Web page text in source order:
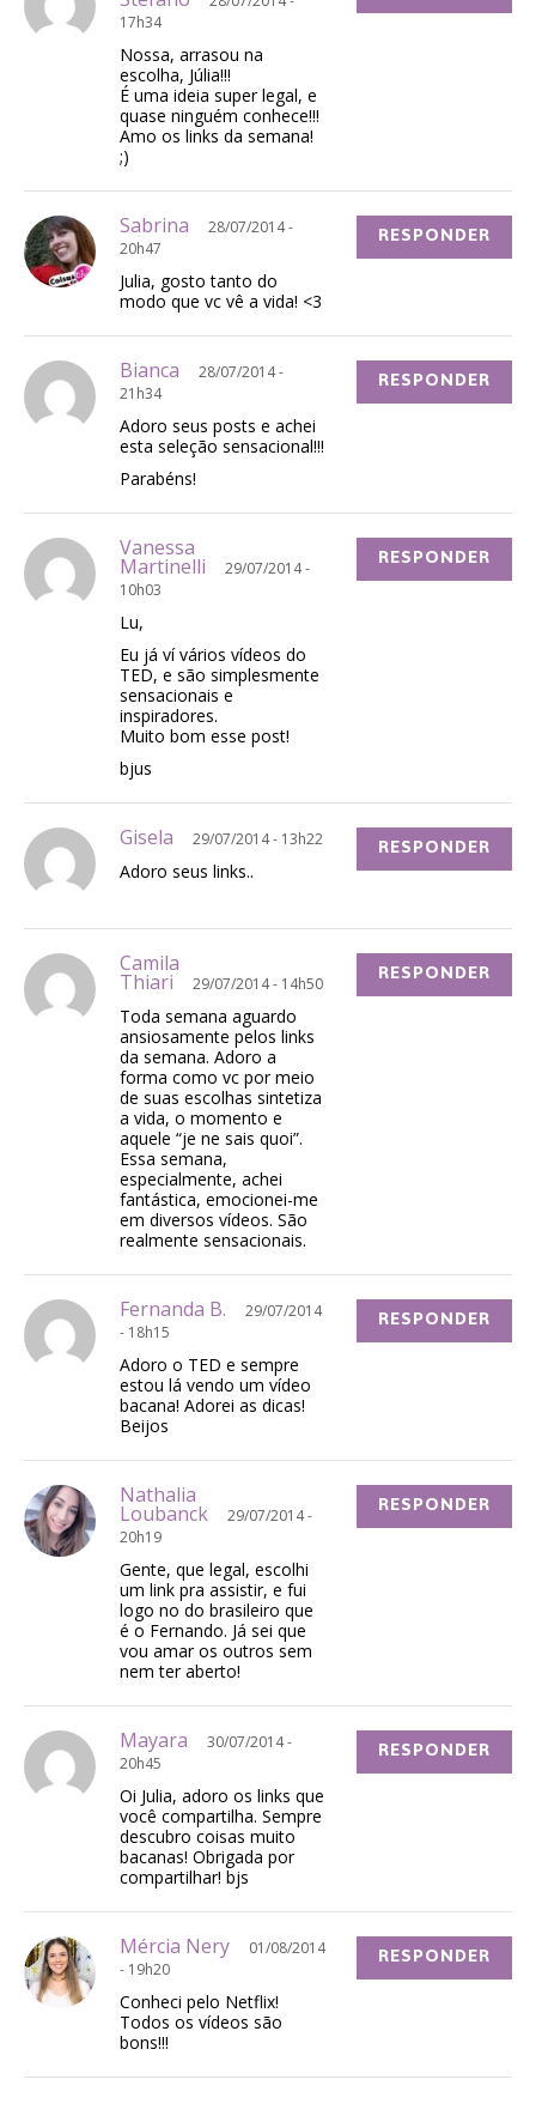
17h34
Nossa, arrasou na
escolha, Júlia!!!
É uma ideia super legal, e
quase ninguém conhece!!!
Amo os links da semana!
;)
Sabrina
28/07/2014 -
20h47
Julia, gosto tanto do
modo que vc vê a vida! <3
RESPONDER
Bianca
28/07/2014 -
21h34
Adoro seus posts e achei
esta seleção sensacional!!!
Parabéns!
RESPONDER
Vanessa
Martinelli
29/07/2014 -
10h03
Lu,
Eu já ví vários vídeos do
TED, e são simplesmente
sensacionais e
inspiradores.
Muito bom esse post!
bjus
RESPONDER
Gisela 29/07/2014 - 13h22
Adoro seus links..
RESPONDER
Camila
Thiari 29/07/2014 - 14h50
Toda semana aguardo
ansiosamente pelos links
da semana. Adoro a
forma como vc por meio
de suas escolhas sintetiza
a vida, o momento e
aquele “je ne sais quoi”.
Essa semana,
especialmente, achei
fantástica, emocionei-me
em diversos vídeos. São
realmente sensacionais.
RESPONDER
Fernanda B.
29/07/2014
- 18h15
Adoro o TED e sempre
estou lá vendo um vídeo
bacana! Adorei as dicas!
Beijos
RESPONDER
Nathalia
Loubanck
29/07/2014 -
20h19
Gente, que legal, escolhi
um link pra assistir, e fui
logo no do brasileiro que
é o Fernando. Já sei que
vou amar os outros sem
nem ter aberto!
RESPONDER
Mayara
30/07/2014 -
20h45
Oi Julia, adoro os links que
você compartilha. Sempre
descubro coisas muito
bacanas! Obrigada por
compartilhar! bjs
RESPONDER
Mércia Nery
01/08/2014
- 19h20
Conheci pelo Netflix!
Todos os vídeos são
bons!!!
RESPONDER